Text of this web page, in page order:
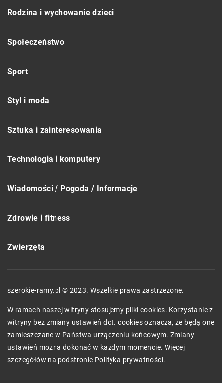
Rodzina i wychowanie dzieci
Społeczeństwo
Sport
Styl i moda
Sztuka i zainteresowania
Technologia i komputery
Wiadomości / Pogoda / Informacje
Zdrowie i fitness
Zwierzęta
szerokie-ramy.pl © 2023. Wszelkie prawa zastrzeżone.
W ramach naszej witryny stosujemy pliki cookies. Korzystanie z
witryny bez zmiany ustawień dot. cookies oznacza, że będą one
zamieszczane w Państwa urządzeniu końcowym. Zmiany
ustawień można dokonać w każdym momencie. Więcej
szczegółów na podstronie Polityka prywatności.